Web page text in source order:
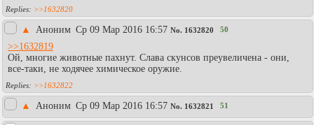
>>1632820
▲ Аноним Ср 09 Мар 2016 16:57 No. 1632820 50
>>1632819
Ой, многие животные пахнут. Слава скунсов преувеличена - они,
все-таки, не ходячее химическое оружие.
>>1632822
▲ Аноним Ср 09 Мар 2016 16:57 No. 1632821 51